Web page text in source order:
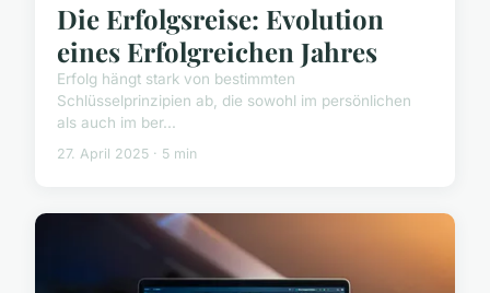
Die Erfolgsreise: Evolution
eines Erfolgreichen Jahres
Erfolg hängt stark von bestimmten
Schlüsselprinzipien ab, die sowohl im persönlichen
als auch im ber...
27. April 2025 · 5 min